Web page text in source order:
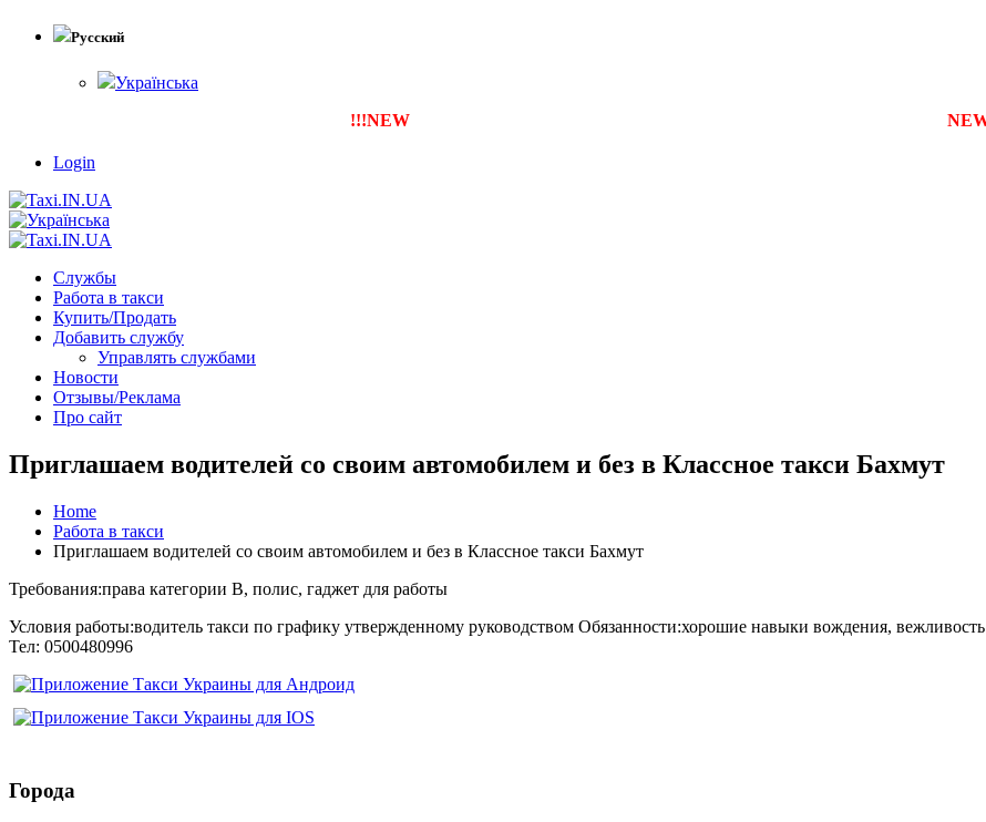
Русский
Українська
!!!NEW Тепер ти можеш зареєструвати власну службу таксі з будь-якого міста NEW!!!
Login
Службы
Работа в такси
Купить/Продать
Добавить службу
Управлять службами
Новости
Отзывы/Реклама
Про сайт
Приглашаем водителей со своим автомобилем и без в Классное такси Бахмут
Home
Работа в такси
Приглашаем водителей со своим автомобилем и без в Классное такси Бахмут
Требования:права категории В, полис, гаджет для работы
Условия работы:водитель такси по графику утвержденному руководством Обязанности:хорошие навыки вождения, вежливость
Тел: 0500480996
Города